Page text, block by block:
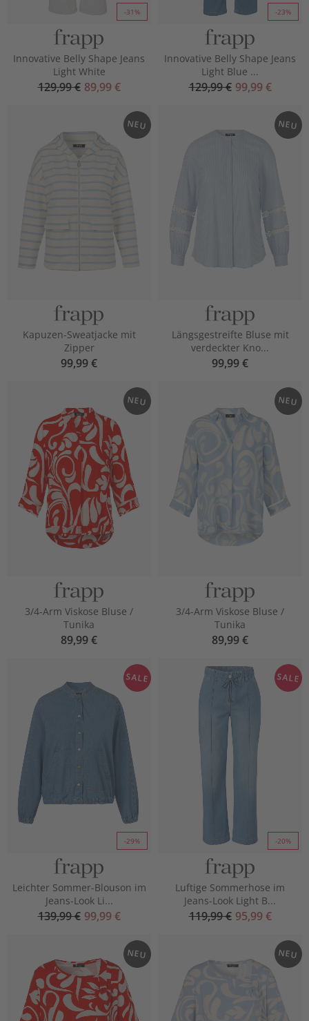
-31%
Innovative Belly Shape Jeans
Light White
129,99 € 89,99 €
-23%
Innovative Belly Shape Jeans
Light Blue ...
129,99 € 99,99 €
NEU
Kapuzen-Sweatjacke mit
Zipper
99,99 €
NEU
Längsgestreifte Bluse mit
verdeckter Kno...
99,99 €
NEU
3/4-Arm Viskose Bluse /
Tunika
89,99 €
NEU
3/4-Arm Viskose Bluse /
Tunika
89,99 €
-29%
SALE
Leichter Sommer-Blouson im
Jeans-Look Li...
139,99 € 99,99 €
-20%
SALE
Luftige Sommerhose im
Jeans-Look Light B...
119,99 € 95,99 €
NEU NEU